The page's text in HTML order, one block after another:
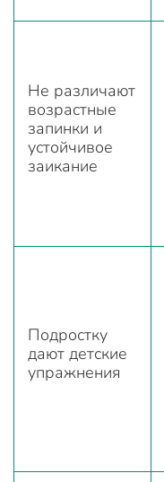
Не различают
возрастные
запинки и
устойчивое
заикание
Подростку
дают детские
упражнения